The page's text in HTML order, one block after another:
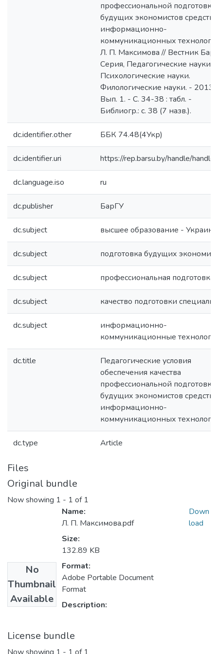
профессиональной подготовки
будущих экономистов
информационно-
коммуникационных
Л. П. Максимова // Вестник
Серия, Педагогические науки.
Психологические науки.
Филологические науки. - 2013.
Вып. 1. - С. 34-38 : табл. -
Библиогр.: с. 38 (7 назв.).
dc.identifier.other ББК 74.48(4Укр)
dc.identifier.uri https://rep.barsu.by/handle/
dc.language.iso ru
dc.publisher БарГУ
dc.subject высшее образование - Украина
dc.subject подготовка будущих
dc.subject профессиональная подготовка
dc.subject качество подготовки
dc.subject
информационно-
коммуникационные
dc.title
Педагогические условия
обеспечения качества
профессиональной подготовки
будущих экономистов
информационно-
коммуникационных
dc.type Article
Files
Original bundle
Now showing 1 - 1 of 1
No
Thumbnail
Available
Name:
Л. П. Максимова.pdf
Size:
132.89 KB
Format:
Adobe Portable Document
Format
Description:
Down
load
License bundle